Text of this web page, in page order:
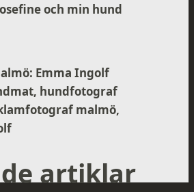
och min hund
Emma Ingolf
artiklar